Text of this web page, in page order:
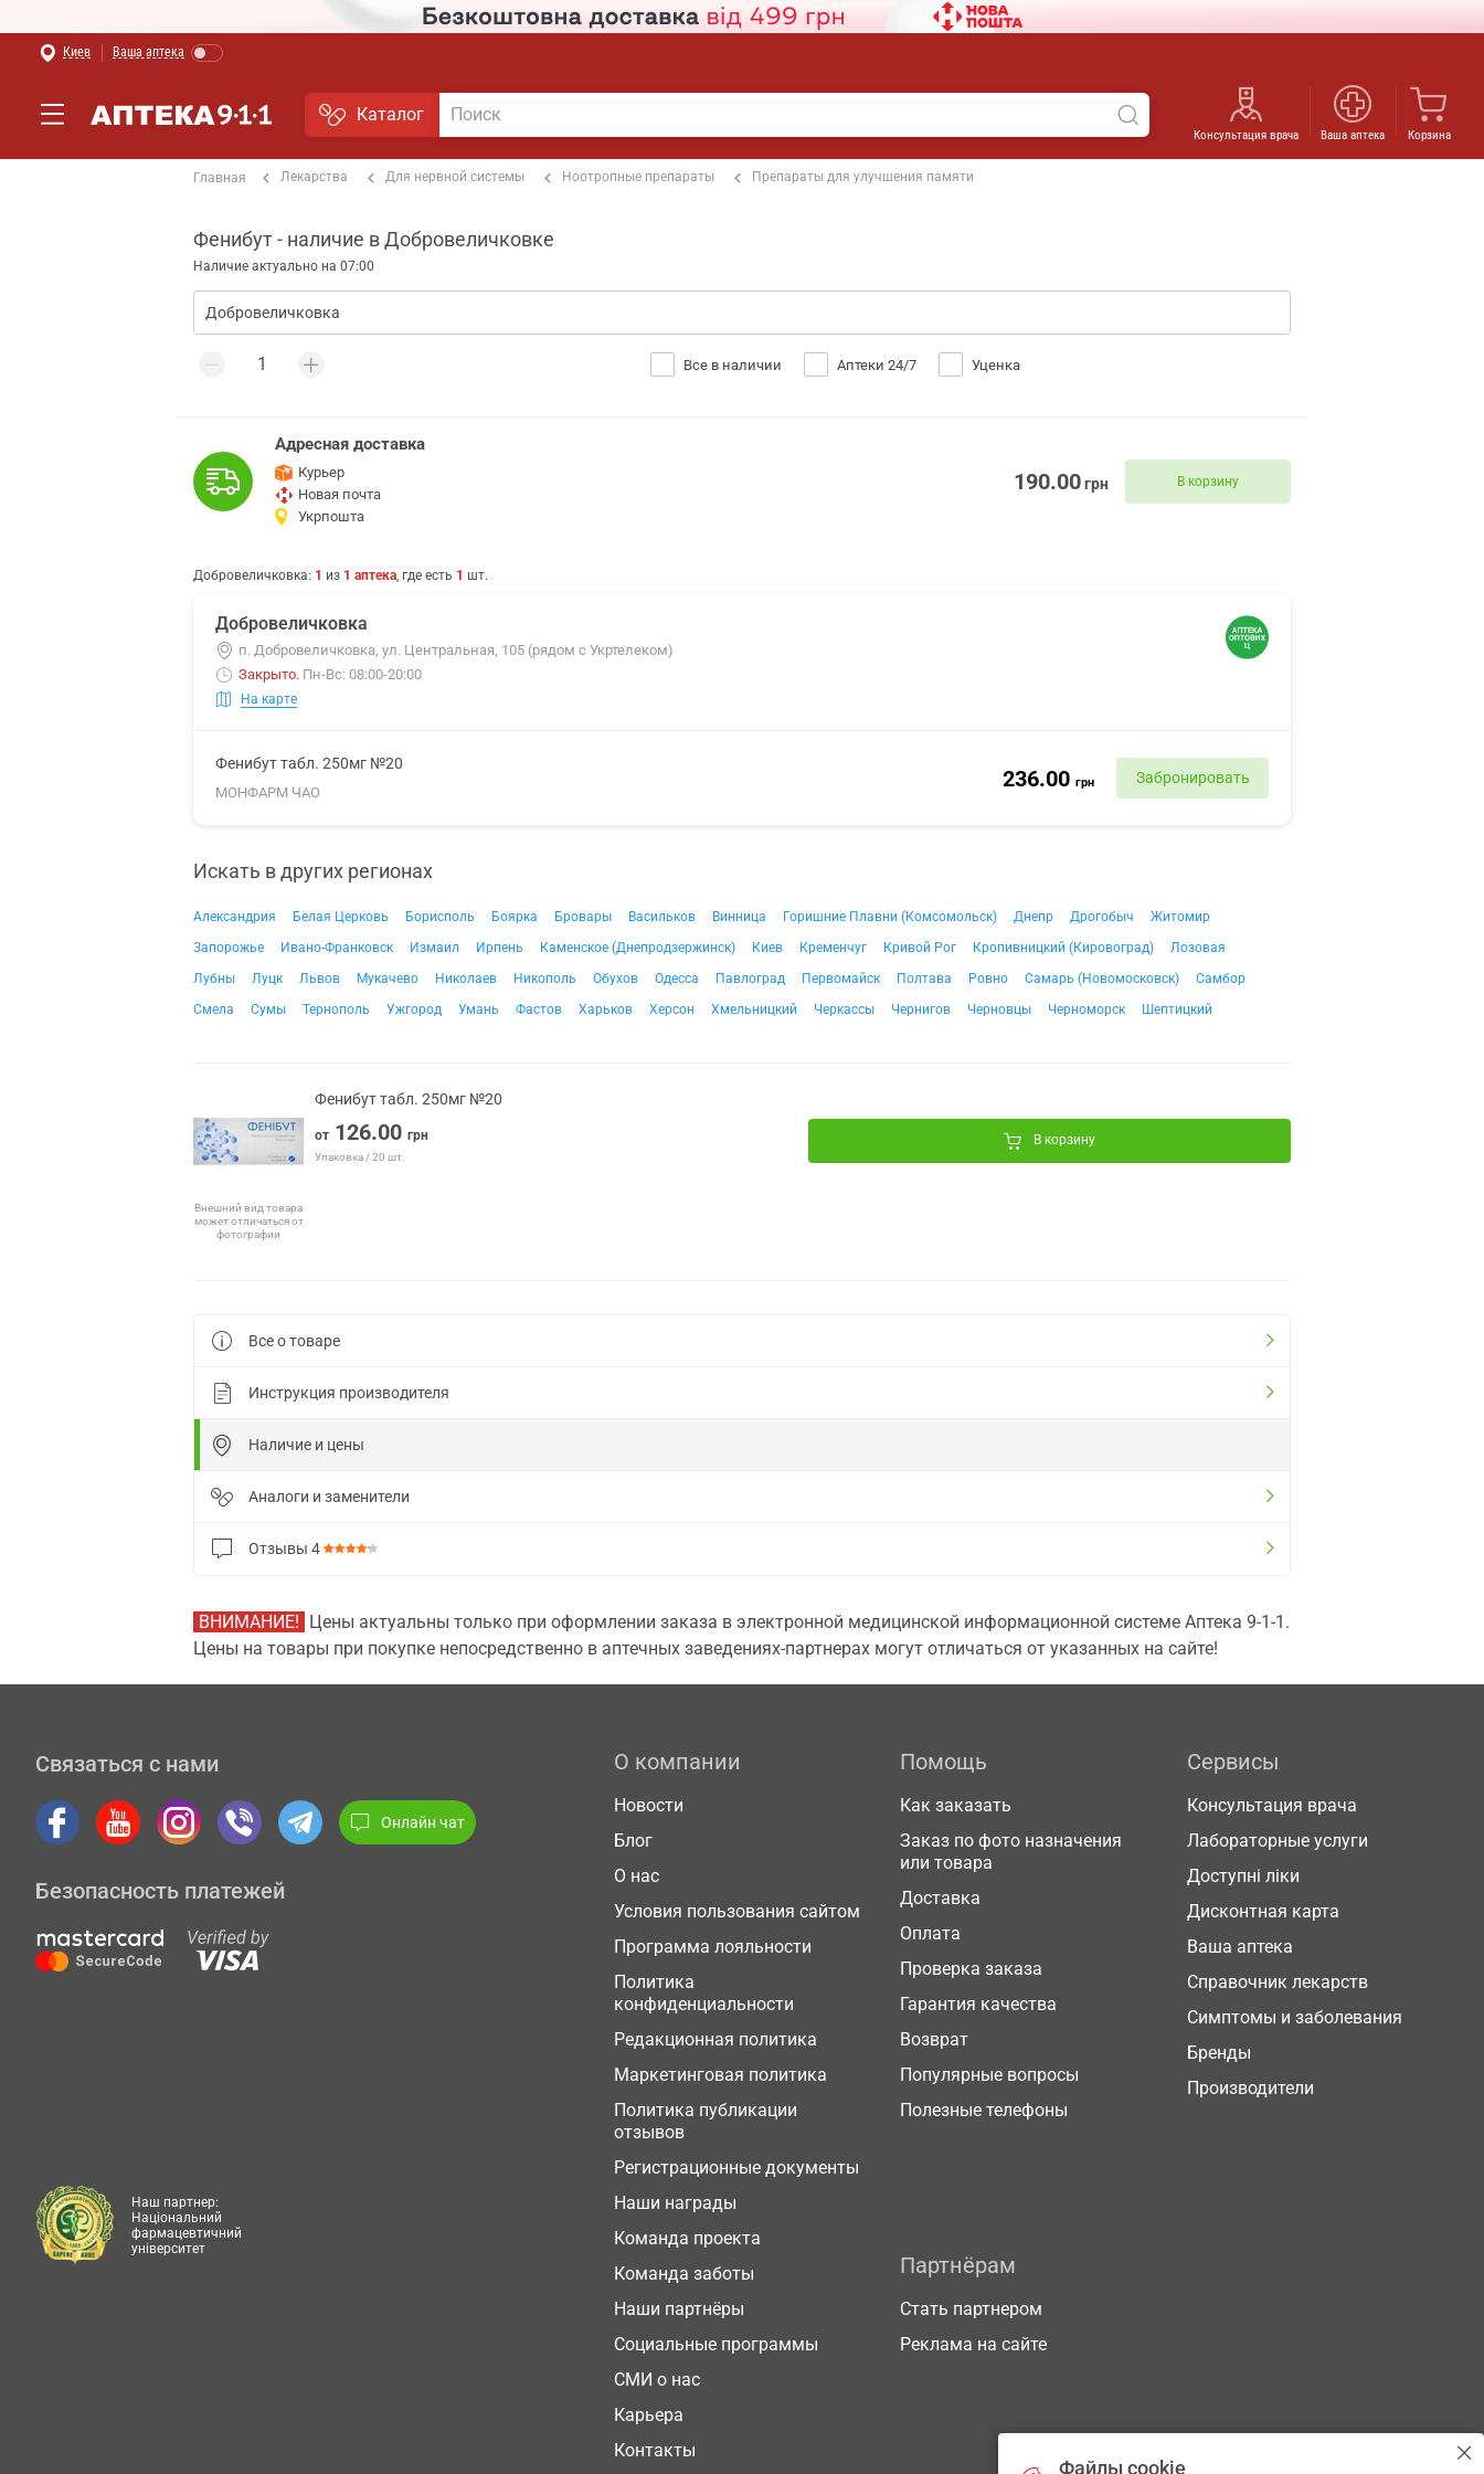
Киев Ваша аптека
Каталог
Консультация врача Ваша аптека Корзина
Главная Лекарства Для нервной системы Ноотропные препараты Препараты для улучшения памяти
Фенибут - наличие в Добровеличковке
Наличие актуально на 07:00
Все в наличии Аптеки 24/7 Уценка
Адресная доставка
Курьер
Новая почта
Укрпошта
190.00грн В корзину
Добровеличковка: 1 из 1 аптека, где есть 1 шт.
Добровеличковка
п. Добровеличковка, ул. Центральная, 105 (рядом с Укртелеком)
Закрыто. Пн-Вс: 08:00-20:00
На карте
Фенибут табл. 250мг №20
МОНФАРМ ЧАО
236.00 грн Забронировать
Искать в других регионах
Александрия Белая Церковь Борисполь Боярка Бровары Васильков Винница Горишние Плавни (Комсомольск) Днепр Дрогобыч
Житомир
Запорожье
Ивано-Франковск Измаил Ирпень Каменское (Днепродзержинск) Киев Кременчуг Кривой Рог Кропивницкий (Кировоград)
Лозовая
Лубны
Луцк Львов Мукачево Николаев Никополь Обухов Одесса Павлоград Первомайск Полтава Ровно Самарь (Новомосковск)
Самбор
Смела
Сумы Тернополь Ужгород Умань Фастов Харьков Херсон Хмельницкий Черкассы Чернигов Черновцы Черноморск Шептицкий
Внешний вид товара
может отличаться от
фотографии
Фенибут табл. 250мг №20
от 126.00 грн
Упаковка / 20 шт.
В корзину
Все о товаре
Инструкция производителя
Наличие и цены
Аналоги и заменители
Отзывы 4
ВНИМАНИЕ! Цены актуальны только при оформлении заказа в электронной медицинской информационной системе Аптека 9-1-1.
Цены на товары при покупке непосредственно в аптечных заведениях-партнерах могут отличаться от указанных на сайте!
Связаться с нами
Онлайн чат
Безопасность платежей
О компании
Новости
Блог
О нас
Условия пользования сайтом
Программа лояльности
Политика
конфиденциальности
Редакционная политика
Маркетинговая политика
Политика публикации
отзывов
Регистрационные документы
Наши награды
Команда проекта
Команда заботы
Наши партнёры
Социальные программы
СМИ о нас
Карьера
Контакты
Помощь
Как заказать
Заказ по фото назначения
или товара
Доставка
Оплата
Проверка заказа
Гарантия качества
Возврат
Популярные вопросы
Полезные телефоны
Сервисы
Консультация врача
Лабораторные услуги
Доступні ліки
Дисконтная карта
Ваша аптека
Справочник лекарств
Симптомы и заболевания
Бренды
Производители
Партнёрам
Стать партнером
Реклама на сайте
Наш партнер:
Національний
фармацевтичний
університет
Файлы cookie